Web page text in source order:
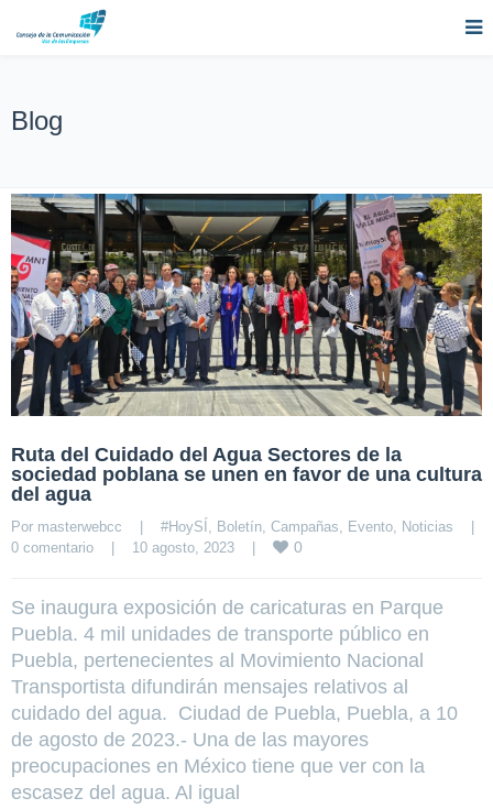
Blog
Ruta del Cuidado del Agua Sectores de la
sociedad poblana se unen en favor de una cultura
del agua
Por masterwebcc | #HoySÍ Boletín Campañas Evento Noticias
|
0 comentario
| 10 agosto, 2023 | 0
Se inaugura exposición de caricaturas en Parque
Puebla. 4 mil unidades de transporte público en
Puebla, pertenecientes al Movimiento Nacional
Transportista difundirán mensajes relativos al
cuidado del agua. Ciudad de Puebla, Puebla, a 10
de agosto de 2023.- Una de las mayores
preocupaciones en México tiene que ver con la
escasez del agua. Al igual